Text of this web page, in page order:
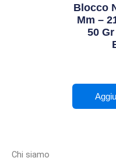
Blocco
Mm –
50
Chi siamo